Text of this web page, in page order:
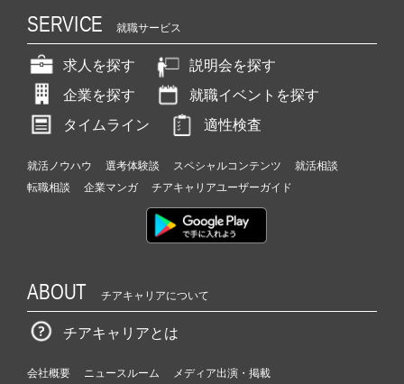
SERVICE 就職サービス
求人を探す
説明会を探す
企業を探す
就職イベントを探す
タイムライン
適性検査
就活ノウハウ 選考体験談 スペシャルコンテンツ
就活相談
転職相談
企業マンガ チアキャリアユーザーガイド
ABOUT チアキャリアについて
チアキャリアとは
会社概要 ニュースルーム
メディア出演・掲載